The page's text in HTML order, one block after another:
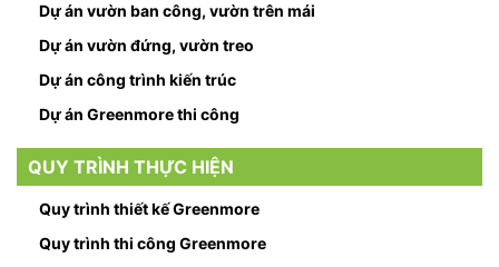
Dự án vườn ban công, vườn trên mái
Dự án vườn đứng, vườn treo
Dự án công trình kiến trúc
Dự án Greenmore thi công
QUY TRÌNH THỰC HIỆN
Quy trình thiết kế Greenmore
Quy trình thi công Greenmore